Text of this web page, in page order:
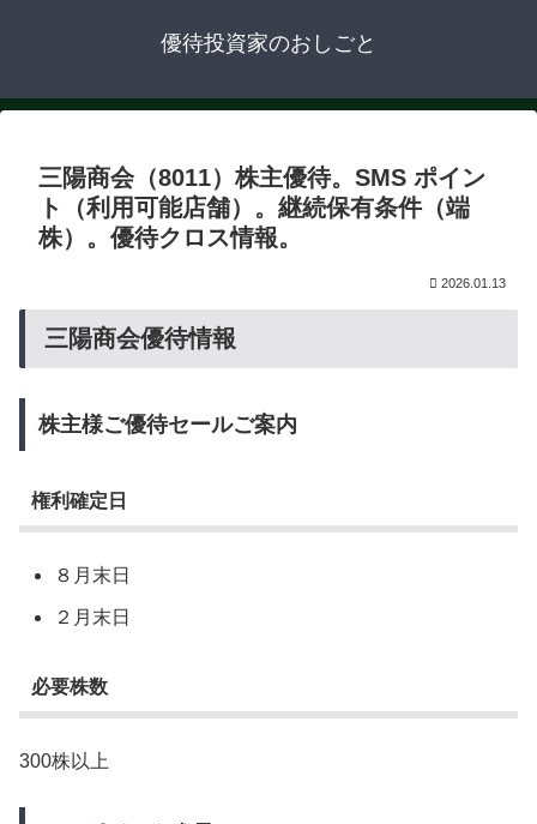
優待投資家のおしごと
三陽商会（8011）株主優待。SMS ポイン
ト（利用可能店舗）。継続保有条件（端
株）。優待クロス情報。
2026.01.13
三陽商会優待情報
株主様ご優待セールご案内
権利確定日
８月末日
２月末日
必要株数
300株以上